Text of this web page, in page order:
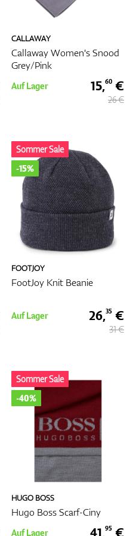
CALLAWAY
Callaway Women's Snood
Grey/Pink
Auf Lager 15,60 €
26 €
FOOTJOY
FootJoy Knit Beanie
Sommer Sale
-15%
Auf Lager 26,35 €
31 €
HUGO BOSS
Hugo Boss Scarf-Ciny
Sommer Sale
-40%
Auf Lager 41,95 €